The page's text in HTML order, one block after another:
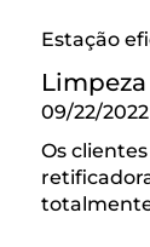
Estação
09/22/2022
Os